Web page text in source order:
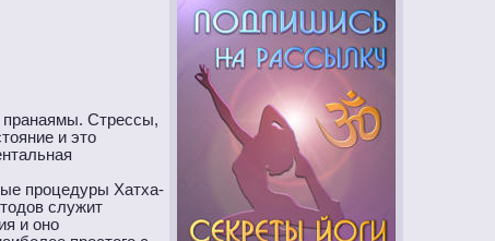
Погружение в себя
Глубины осознавания
пранаямы. Стрессы,
и это
процедуры Хатха-
служит
и оно